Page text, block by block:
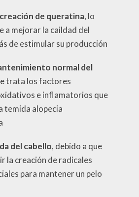
de queratina, lo
a mejorar la caildad del
de estimular su producción
normal del
trata los factores
e inflamatorios que
temida alopecia
del cabello, debido a que
la creación de radicales
para mantener un pelo